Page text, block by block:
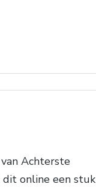
Achterste
dit online een stuk